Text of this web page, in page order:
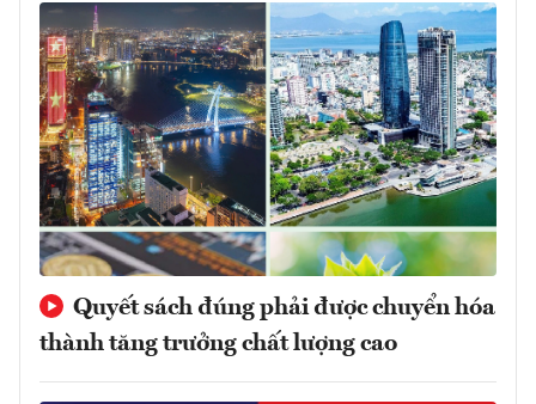
Quyết sách đúng phải được chuyển hóa
thành tăng trưởng chất lượng cao